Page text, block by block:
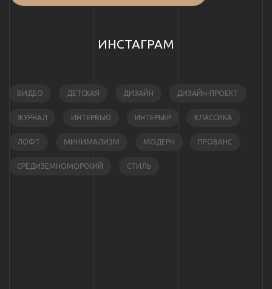
ИНСТАГРАМ
ВИДЕО ДЕТСКАЯ ДИЗАЙН ДИЗАЙН-ПРОЕКТ
ЖУРНАЛ ИНТЕРВЬЮ ИНТЕРЬЕР КЛАССИКА
ЛОФТ МИНИМАЛИЗМ МОДЕРН ПРОВАНС
СРЕДИЗЕМНОМОРСКИЙ СТИЛЬ